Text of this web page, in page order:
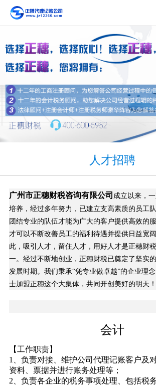
人才招聘
广州市正穗财税咨询有限公司 成立以来，
培养，经过多年努力，已建立支高素质的员工
团结专业的队伍才能为广大的客户提供高效的
才可以不断改善员工的福利待遇并提供日益宽
此，吸引人才，留住人才，用好人才是正穗财
一。经过不断地创业，正穗财税已奠定了坚实
发展时期。我们秉承“凭专业做卓越”的企业理
士加盟正穗这个大集体，共同开创美好的明天！
会计
【工作职责】
1、负责对接、维护公司代理记账客户及
资料、票据并进行账务处理等；
2、负责各企业的税务事项处理、包括税